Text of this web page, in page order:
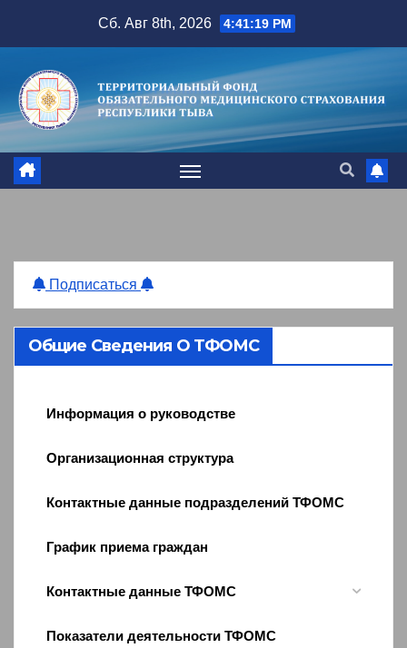
содержимому
Сб. Авг 8th, 2026 4:41:20 PM
Подписаться
Общие Сведения О ТФОМС
Информация о руководстве
Организационная структура
Контактные данные подразделений ТФОМС
График приема граждан
Контактные данные ТФОМС
Показатели деятельности ТФОМС